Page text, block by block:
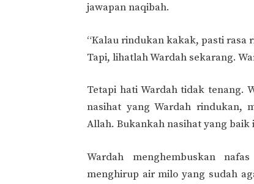
jawapan naqibah.
“Kalau rindukan kakak, pasti rasa
Tapi, lihatlah Wardah sekarang.
Tetapi hati Wardah tidak tenang.
nasihat yang Wardah rindukan,
Allah. Bukankah nasihat yang baik
Wardah menghembuskan
menghirup air milo yang sudah